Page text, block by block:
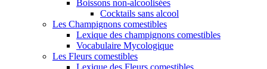
Boissons non-alcoolisées
Cocktails sans alcool
Les Champignons comestibles
Lexique des champignons comestibles
Vocabulaire Mycologique
Les Fleurs comestibles